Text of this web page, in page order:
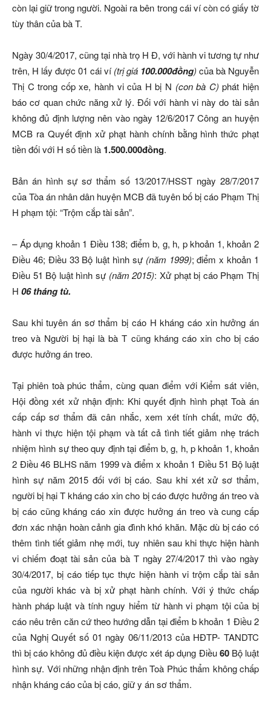
còn lại giữ trong người. Ngoài ra bên trong cái ví còn có giấy tờ
tùy thân của bà T.
Ngày 30/4/2017, cũng tại nhà trọ H Đ, với hành vi tương tự như
trên, H lấy được 01 cái ví(trị giá 100.000đồng) của bà Nguyễn
Thị C trong cốp xe, hành vi của H bị N (con bà C) phát hiện
báo cơ quan chức năng xử lý. Đối với hành vi này do tài sản
không đủ định lượng nên vào ngày 12/6/2017 Công an huyện
MCB ra Quyết định xử phạt hành chính bằng hình thức phạt
tiền đối với H số tiền là 1.500.000đồng.
Bản án hình sự sơ thẩm số 13/2017/HSST ngày 28/7/2017
của Tòa án nhân dân huyện MCB đã tuyên bố bị cáo Phạm Thị
H phạm tội: “Trộm cắp tài sản”.
– Áp dụng khoản 1 Điều 138; điểm b, g, h, p khoản 1, khoản 2
Điều 46; Điều 33 Bộ luật hình sự (năm 1999); điểm x khoản 1
Điều 51 Bộ luật hình sự (năm 2015): Xử phạt bị cáo Phạm Thị
H 06 tháng tù.
Sau khi tuyên án sơ thẩm bị cáo H kháng cáo xin hưởng án
treo và Người bị hại là bà T cũng kháng cáo xin cho bị cáo
được hưởng án treo.
Tại phiên toà phúc thẩm, cùng quan điểm với Kiểm sát viên,
Hội đồng xét xử nhận định: Khi quyết định hình phạt Toà án
cấp cấp sơ thẩm đã cân nhắc, xem xét tính chất, mức độ,
hành vi thực hiện tội phạm và tất cả tình tiết giảm nhẹ trách
nhiệm hình sự theo quy định tại điểm b, g, h, p khoản 1, khoản
2 Điều 46 BLHS năm 1999 và điểm x khoản 1 Điều 51 Bộ luật
hình sự năm 2015 đối với bị cáo. Sau khi xét xử sơ thẩm,
người bị hại T kháng cáo xin cho bị cáo được hưởng án treo và
bị cáo cũng kháng cáo xin được hưởng án treo và cung cấp
đơn xác nhận hoàn cảnh gia đình khó khăn. Mặc dù bị cáo có
thêm tình tiết giảm nhẹ mới, tuy nhiên sau khi thực hiện hành
vi chiếm đoạt tài sản của bà T ngày 27/4/2017 thì vào ngày
30/4/2017, bị cáo tiếp tục thực hiện hành vi trộm cắp tài sản
của người khác và bị xử phạt hành chính. Với ý thức chấp
hành pháp luật và tính nguy hiểm từ hành vi phạm tội của bị
cáo nêu trên căn cứ theo hướng dẫn tại điểm b khoản 1 Điều 2
của Nghị Quyết số 01 ngày 06/11/2013 của HĐTP- TANDTC
thì bị cáo không đủ điều kiện được xét áp dụng Điều60Bộ luật
hình sự. Với những nhận định trên Toà Phúc thẩm không chấp
nhận kháng cáo của bị cáo, giữ y án sơ thẩm.